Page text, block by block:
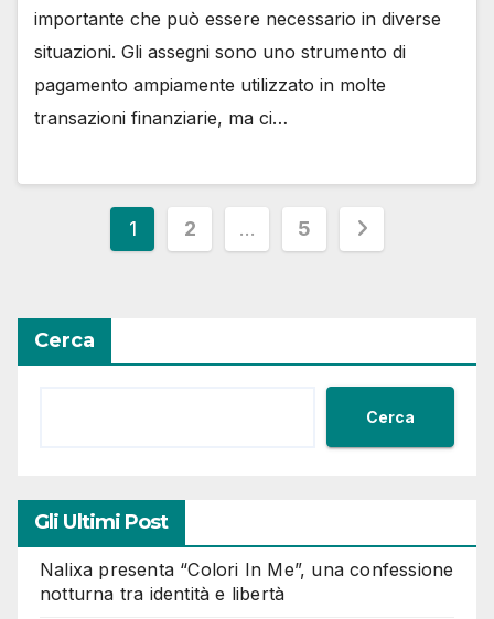
importante che può essere necessario in diverse
situazioni. Gli assegni sono uno strumento di
pagamento ampiamente utilizzato in molte
transazioni finanziarie, ma ci…
Paginazione
articoli
1 2 … 5
Cerca
Cerca
Gli Ultimi Post
Nalixa presenta “Colori In Me”, una confessione
notturna tra identità e libertà